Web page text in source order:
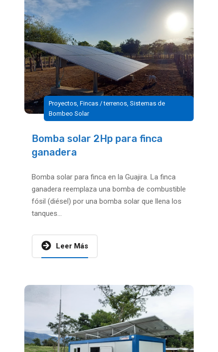
Proyectos, Fincas / terrenos, Sistemas de
Bombeo Solar
Bomba solar 2Hp para finca
ganadera
Bomba solar para finca en la Guajira. La finca
ganadera reemplaza una bomba de combustible
fósil (diésel) por una bomba solar que llena los
tanques...
Leer Más